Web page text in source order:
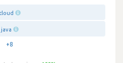
cloud
java
+8